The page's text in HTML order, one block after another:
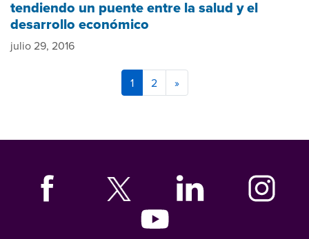
tendiendo un puente entre la salud y el
desarrollo económico
julio 29, 2016
1 2 »